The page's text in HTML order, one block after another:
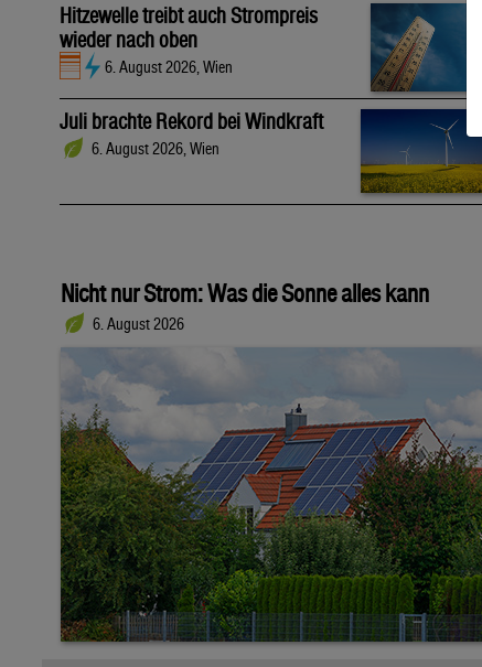
Hitzewelle treibt auch Strompreis
wieder nach oben
6. August 2026, Wien
Juli brachte Rekord bei Windkraft
6. August 2026, Wien
Nicht nur Strom: Was die Sonne alles kann
6. August 2026